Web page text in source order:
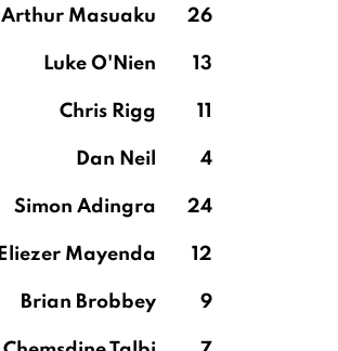
Arthur Masuaku 26
Luke O'Nien 13
Chris Rigg 11
Dan Neil 4
Simon Adingra 24
Eliezer Mayenda 12
Brian Brobbey 9